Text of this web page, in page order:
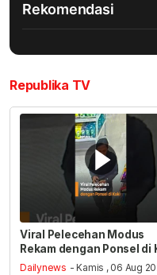
Rekomendasi
Republika TV
Viral Pelecehan Modus
Rekam dengan Ponsel di
Dailynews - Kamis , 06 Aug